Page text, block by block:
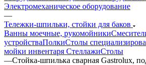
Электромеханическое оборудование
—
Тележки-шпильки, стойки для баков
Ванны моечные, рукомойники
устройстваПолкиСтолы
мойки инвентаря СтеллажиСтолы
—Стойка-шпилька сварная Gastrolux,